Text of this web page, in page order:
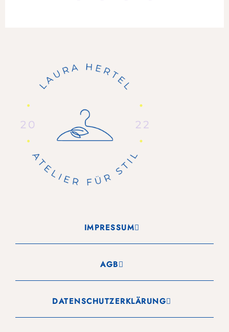
IMPRESSUM
AGB
DATENSCHUTZERKLÄRUNG